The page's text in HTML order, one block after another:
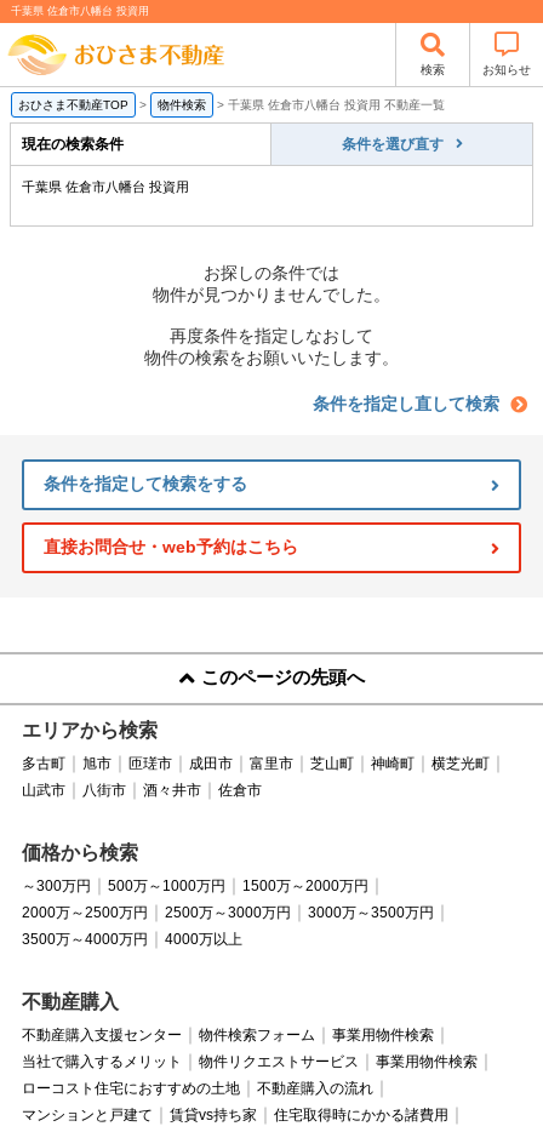
千葉県 佐倉市八幡台 投資用
検索 お知らせ
おひさま不動産TOP > 物件検索 > 千葉県 佐倉市八幡台 投資用 不動産一覧
現在の検索条件 条件を選び直す
千葉県 佐倉市八幡台 投資用
お探しの条件では
物件が見つかりませんでした。
再度条件を指定しなおして
物件の検索をお願いいたします。
条件を指定し直して検索
条件を指定して検索をする
直接お問合せ・web予約はこちら
このページの先頭へ
エリアから検索
多古町 旭市 匝瑳市 成田市 富里市 芝山町 神崎町
横芝光町
山武市
八街市 酒々井市 佐倉市
価格から検索
～300万円 500万～1000万円
1500万～2000万円
2000万～2500万円
2500万～3000万円
3000万～3500万円
3500万～4000万円
4000万以上
不動産購入
不動産購入支援センター 物件検索フォーム
事業用物件検索
当社で購入するメリット
物件リクエストサービス
事業用物件検索
ローコスト住宅におすすめの土地
不動産購入の流れ
マンションと戸建て
賃貸vs持ち家
住宅取得時にかかる諸費用